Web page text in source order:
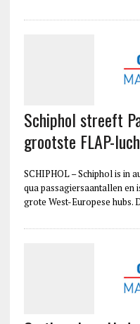
Schiphol streeft
grootste FLAP-
SCHIPHOL – Schiphol is in
qua passagiersaantallen en
grote West-Europese hubs.